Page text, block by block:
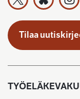
Tilaa